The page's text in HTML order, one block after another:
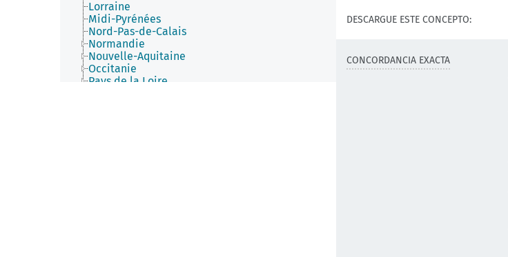
Lorraine
Midi-Pyrénées
Nord-Pas-de-Calais
Normandie
Nouvelle-Aquitaine
Occitanie
Pays de la Loire
DESCARGUE ESTE CONCEPTO:
CONCORDANCIA EXACTA